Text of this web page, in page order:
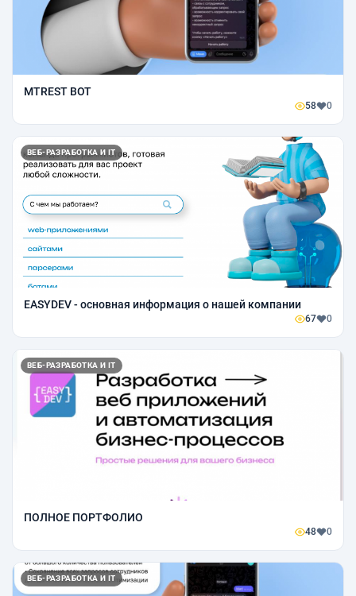
МTREST BOT
58 0
ВЕБ-РАЗРАБОТКА И IT
EASYDEV - основная информация о нашей компании
67 0
ВЕБ-РАЗРАБОТКА И IT
ПОЛНОЕ ПОРТФОЛИО
48 0
ВЕБ-РАЗРАБОТКА И IT